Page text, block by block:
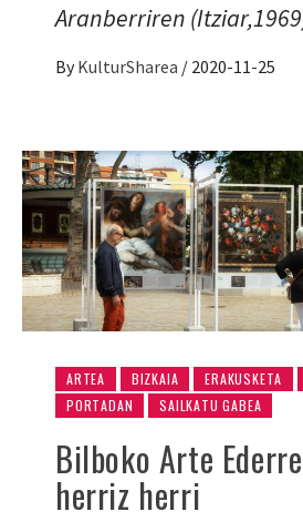
Aranberriren
By KulturSharea / 2020-11-25
ARTEA BIZKAIA ERAKUSKETA
PORTADAN
SAILKATU GABEA
Bilboko Arte
herriz herri